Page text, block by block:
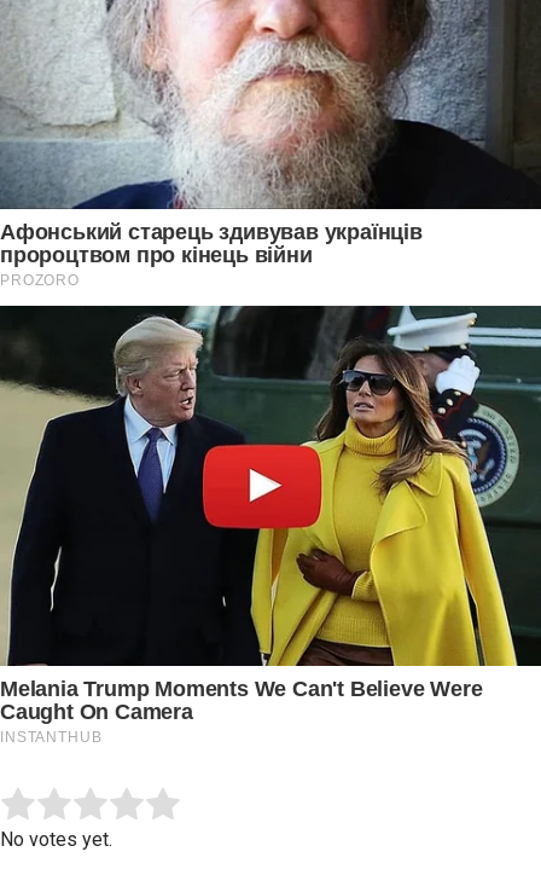
Rate this item:
No votes yet.